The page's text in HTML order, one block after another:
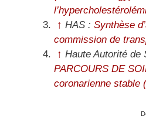
↑ HAS : Synthèse
commission de
↑ Haute Autorité de
PARCOURS DE
coronarienne stable